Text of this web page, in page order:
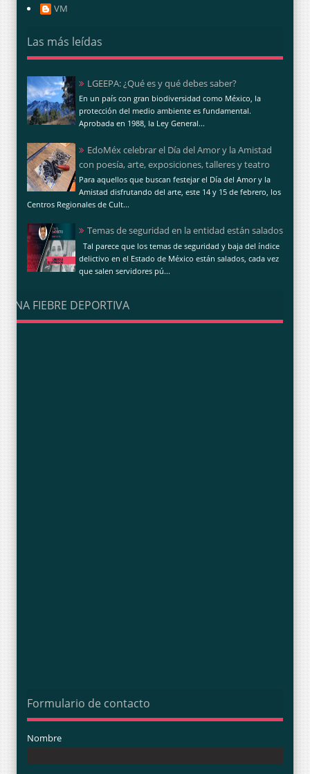
VM
Las más leídas
LGEEPA: ¿Qué es y qué debes saber?
En un país con gran biodiversidad como México, la
protección del medio ambiente es fundamental.
Aprobada en 1988, la Ley General...
EdoMéx celebrar el Día del Amor y la Amistad
con poesía, arte, exposiciones, talleres y teatro
Para aquellos que buscan festejar el Día del Amor y la
Amistad disfrutando del arte, este 14 y 15 de febrero, los
Centros Regionales de Cult...
Temas de seguridad en la entidad están salados
Tal parece que los temas de seguridad y baja del índice
delictivo en el Estado de México están salados, cada vez
que salen servidores pú...
UNA FIEBRE DEPORTIVA
Formulario de contacto
Nombre